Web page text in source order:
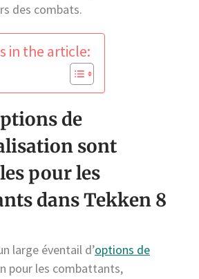
des combats.
in the article:
de
sont
pour les
dans Tekken 8
large éventail d’options de
pour les combattants,